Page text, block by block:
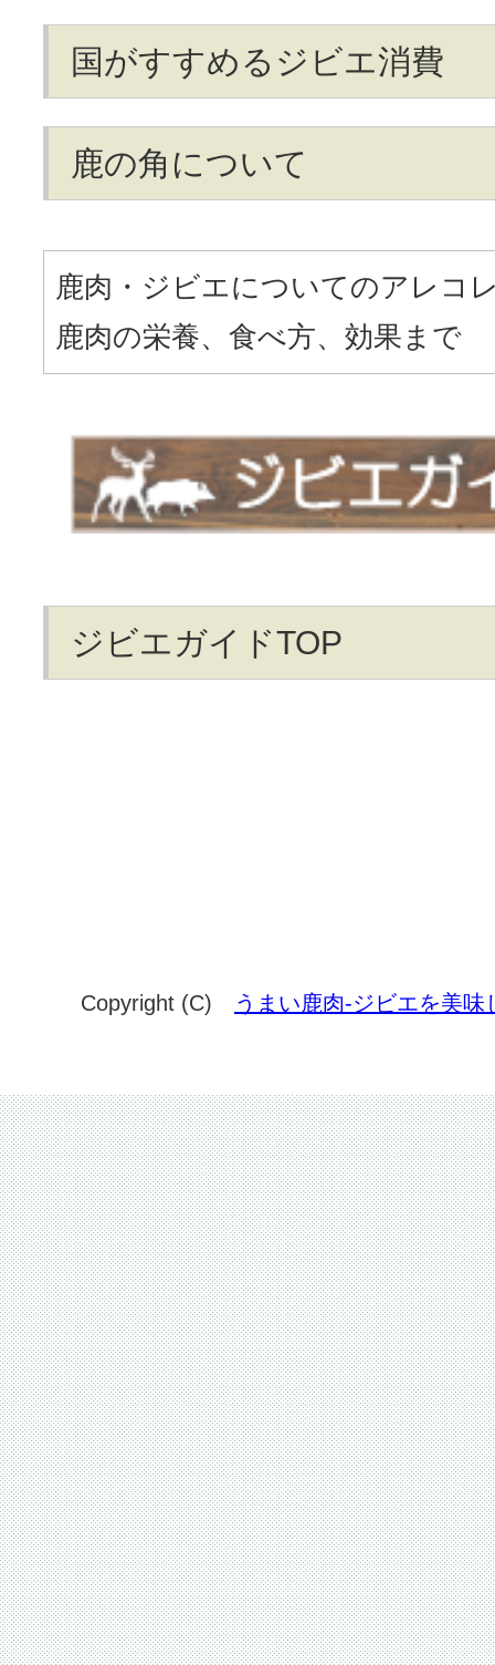
国がすすめるジビエ消費
鹿の角について
鹿肉・ジビエについてのアレコ
鹿肉の栄養、食べ方、効果まで
ジビエガイドTOP
Copyright (C) うまい鹿肉-ジビエを美味